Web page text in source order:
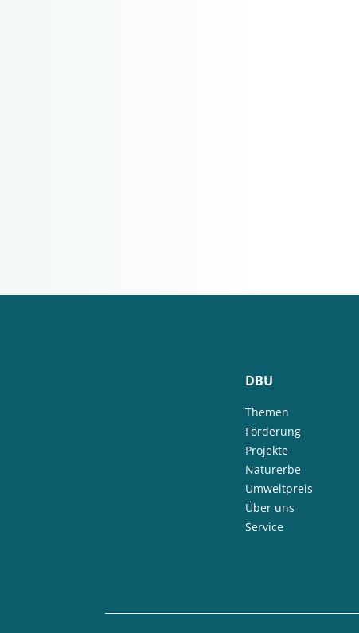
DBU
Themen
Förderung
Projekte
Naturerbe
Umweltpreis
Über uns
Service